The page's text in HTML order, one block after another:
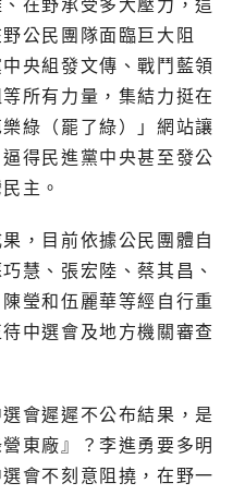
在野承受多大壓力，這
公民團隊面臨巨大阻
央組發文傳、戰鬥藍領
所有力量，集結力挺在
綠（罷了綠）」網站讓
得民進黨中央甚至發公
主。
，目前依據公民團體自
慧、張宏陸、蔡其昌、
瑩和伍麗華等經自行重
中選會及地方機關審查
會遲遲不公布結果，是
東廠』？李進勇要多明
會不刻意阻撓，在野一